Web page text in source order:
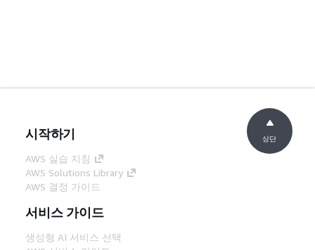
시작하기
AWS 실습 지침
AWS Solutions Library
AWS 결정 가이드
서비스 가이드
생성형 AI 서비스 선택
상단